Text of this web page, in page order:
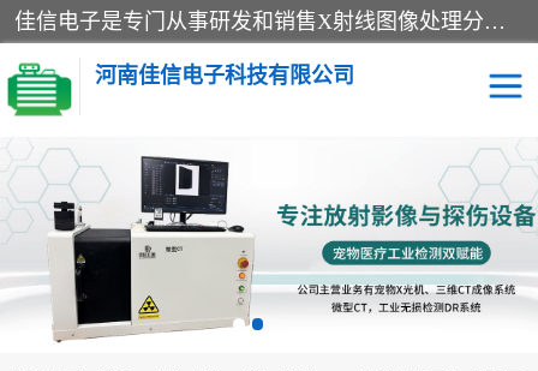
佳信电子是专门从事研发和销售X射线图像处理分析和X射线设备的高端技术公司，先进的图像处理技术帮助用户更加准确的判断图像，为科研和检测提供可靠保证，现有产品包括电力GIS探伤X射线检测系统，电力耐张线夹探伤X射线检测系统，便携式X射线，兽用图像的增强软件工具包，工业和兽用便携式DR，实验室CT，桌面CT等。
河南佳信电子科技有限公司
宠物X光机DR 电力探伤仪GIS探伤仪
电力探伤仪耐张线夹探伤
仪
微焦点射线源
工业CT